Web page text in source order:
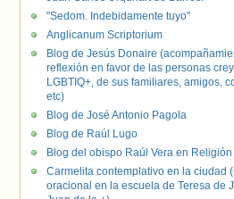
"Sedom. Indebidamente tuyo"
Anglicanum Scriptorium
Blog de Jesús Donaire
reflexión en favor de las personas
LGBTIQ+, de sus familiares, amigos,
etc)
Blog de José Antonio Pagola
Blog de Raúl Lugo
Blog del obispo Raúl Vera en Religión
Carmelita contemplativo en la ciudad
oracional en la escuela de Teresa de